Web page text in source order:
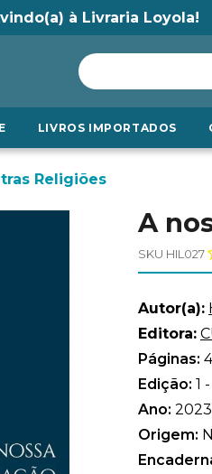
à Livraria Loyola!
LIVROS IMPORTADOS
Religiões
A
SKU HIL027
Autor(a):
Editora:
Páginas:
Edição: 1
Ano: 2023
Origem: